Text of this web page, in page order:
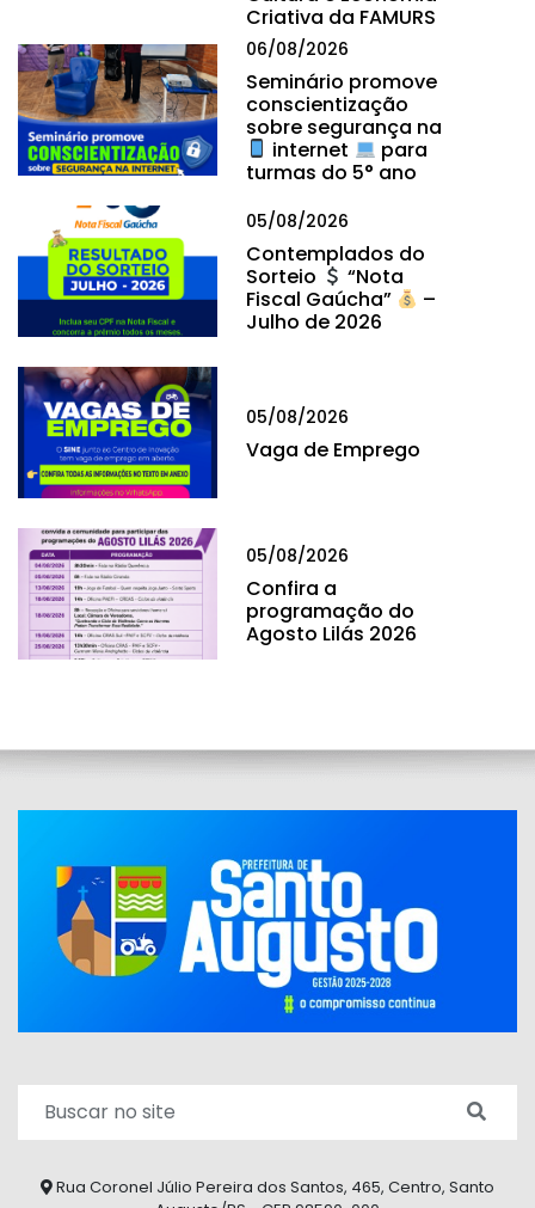
Criativa da FAMURS
06/08/2026
Seminário promove
conscientização
sobre segurança na
internet
para
turmas do 5° ano
05/08/2026
Contemplados do
Sorteio
“Nota
Fiscal Gaúcha”
–
Julho de 2026
05/08/2026
Vaga de Emprego
05/08/2026
Confira a
programação do
Agosto Lilás 2026
Rua Coronel Júlio Pereira dos Santos, 465, Centro, Santo